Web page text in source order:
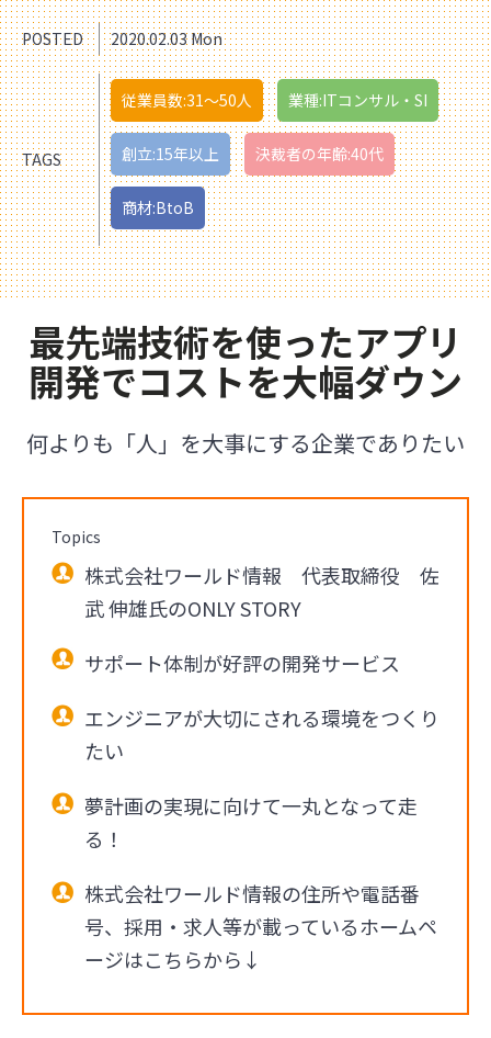
POSTED 2020.02.03 Mon
TAGS
従業員数:31〜50人 業種:ITコンサル・SI
創立:15年以上 決裁者の年齢:40代
商材:BtoB
最先端技術を使ったアプリ
開発でコストを大幅ダウン
何よりも「人」を大事にする企業でありたい
Topics
株式会社ワールド情報 代表取締役 佐
武 伸雄氏のONLY STORY
サポート体制が好評の開発サービス
エンジニアが大切にされる環境をつくり
たい
夢計画の実現に向けて一丸となって走
る！
株式会社ワールド情報の住所や電話番
号、採用・求人等が載っているホームペ
ージはこちらから↓